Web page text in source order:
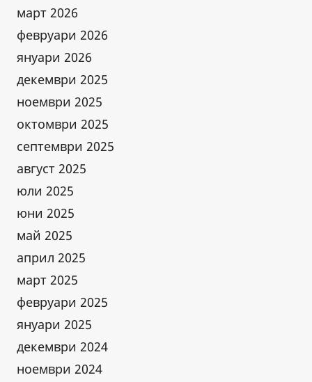
март 2026
февруари 2026
януари 2026
декември 2025
ноември 2025
октомври 2025
септември 2025
август 2025
юли 2025
юни 2025
май 2025
април 2025
март 2025
февруари 2025
януари 2025
декември 2024
ноември 2024